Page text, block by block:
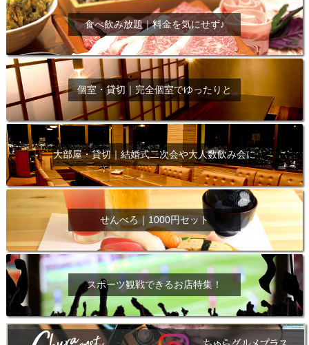
食べ飲み放題｜料金を気にせず♪
個室・貸切｜完全個室でゆったりと
大部屋・貸切｜結婚式二次会や大人数飲み会に
せんべろ｜1000円セット
スポーツ観戦できるお店特集！